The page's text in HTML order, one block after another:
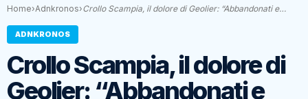
Home›Adnkronos›Crollo Scampia, il dolore di Geolier: “Abbandonati e…
ADNKRONOS
Crollo Scampia, il dolore di
Geolier: “Abbandonati e